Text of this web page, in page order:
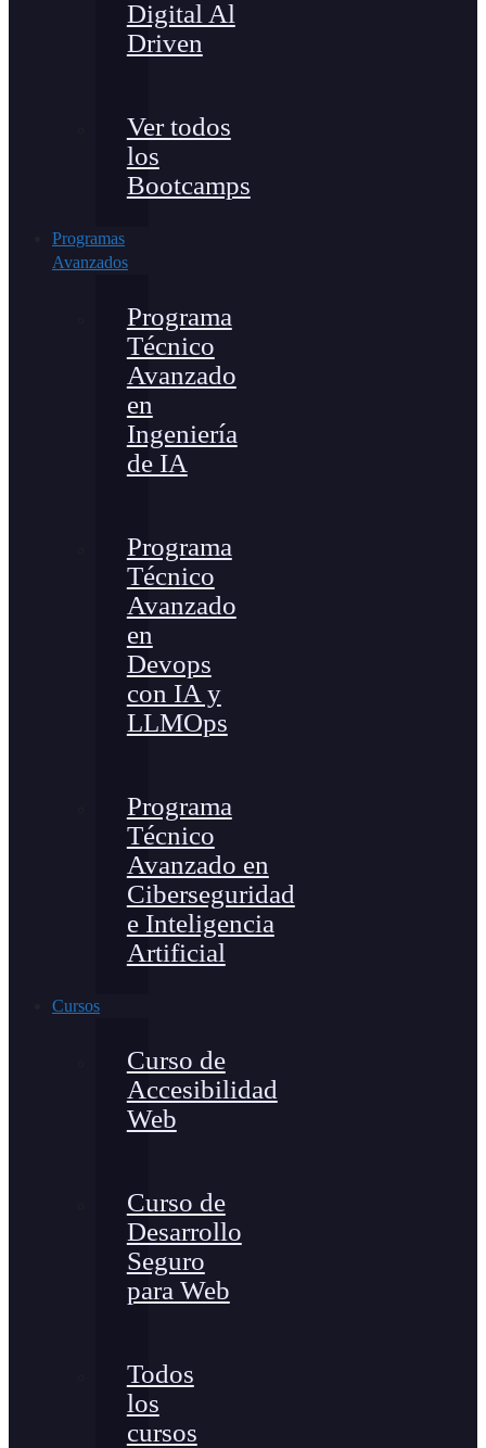
Digital Al
Driven
Ver todos
los
Bootcamps
Programas
Avanzados
Programa
Técnico
Avanzado
en
Ingeniería
de IA
Programa
Técnico
Avanzado
en
Devops
con IA y
LLMOps
Programa
Técnico
Avanzado en
Ciberseguridad
e Inteligencia
Artificial
Cursos
Curso de
Accesibilidad
Web
Curso de
Desarrollo
Seguro
para Web
Todos
los
cursos